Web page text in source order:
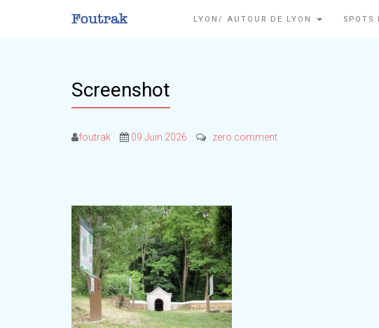
LYON/ AUTOUR DE LYON SPOTS
Screenshot
foutrak 09 Juin 2026 zero comment